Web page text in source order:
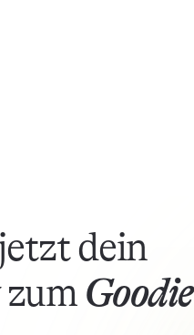
dein
Goodie